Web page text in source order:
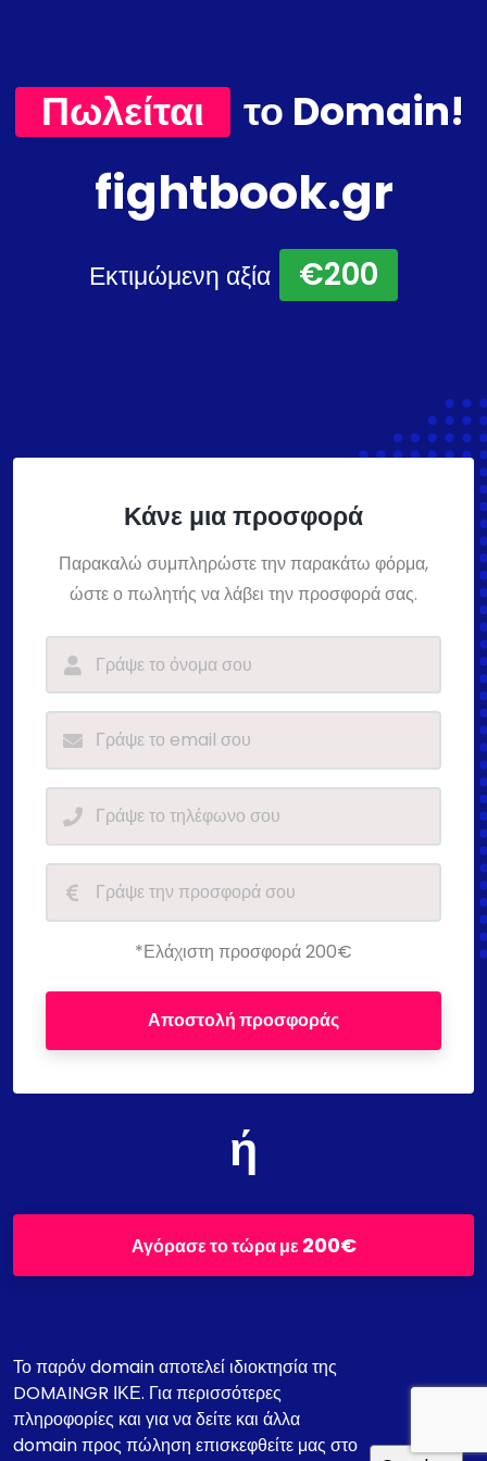
Πωλείται το Domain!
fightbook.gr
Εκτιμώμενη αξία €200
Κάνε μια προσφορά
Παρακαλώ συμπληρώστε την παρακάτω φόρμα,
ώστε ο πωλητής να λάβει την προσφορά σας.
*Ελάχιστη προσφορά 200€
Αποστολή προσφοράς
ή
Αγόρασε το τώρα με200€
Το παρόν domain αποτελεί ιδιοκτησία της
DOMAINGR ΙΚΕ. Για περισσότερες
πληροφορίες και για να δείτε και άλλα
domain προς πώληση επισκεφθείτε μας στο